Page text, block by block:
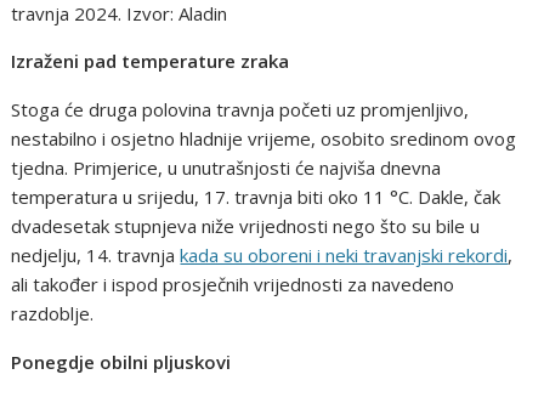
travnja 2024. Izvor: Aladin
Izraženi pad temperature zraka
Stoga će druga polovina travnja početi uz promjenljivo,
nestabilno i osjetno hladnije vrijeme, osobito sredinom ovog
tjedna. Primjerice, u unutrašnjosti će najviša dnevna
temperatura u srijedu, 17. travnja biti oko 11 °C. Dakle, čak
dvadesetak stupnjeva niže vrijednosti nego što su bile u
nedjelju, 14. travnjakada su oboreni i neki travanjski rekordi,
ali također i ispod prosječnih vrijednosti za navedeno
razdoblje.
Ponegdje obilni pljuskovi